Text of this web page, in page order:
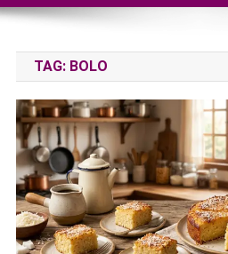
TAG: BOLO